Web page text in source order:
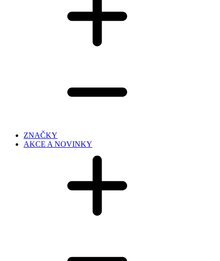
ZNAČKY
AKCE A NOVINKY